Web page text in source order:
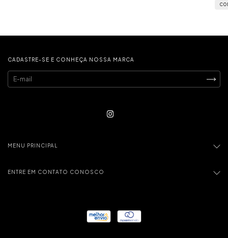
CADASTRE-SE E CONHEÇA NOSSA MARCA
MENU PRINCIPAL
ENTRE EM CONTATO CONOSCO